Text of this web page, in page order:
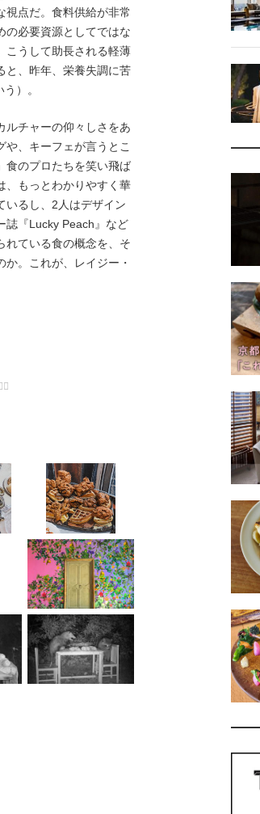
視点だ。食料供給が非常
の必要資源としてではな
こうして助長される軽薄
と、昨年、栄養失調に苦
）。
チャーの仰々しさをあ
や、キーフェが言うとこ
食のプロたちを笑い飛ば
、もっとわかりやすく華
いるし、2人はデザイン
誌『Lucky Peach』など
れている食の概念を、そ
。これが、レイジー・